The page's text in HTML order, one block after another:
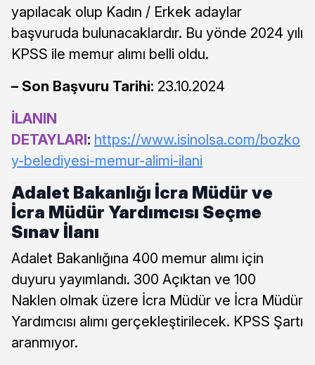
yapılacak olup Kadın / Erkek adaylar
başvuruda bulunacaklardır. Bu yönde 2024 yılı
KPSS ile memur alımı belli oldu.
– Son Başvuru Tarihi: 23.10.2024
İLANIN
DETAYLARI: https://www.isinolsa.com/bozko
y-belediyesi-memur-alimi-ilani
Adalet Bakanlığı İcra Müdür ve
İcra Müdür Yardımcısı Seçme
Sınav İlanı
Adalet Bakanlığına 400 memur alımı için
duyuru yayımlandı. 300 Açıktan ve 100
Naklen olmak üzere İcra Müdür ve İcra Müdür
Yardımcısı alımı gerçekleştirilecek. KPSS Şartı
aranmıyor.